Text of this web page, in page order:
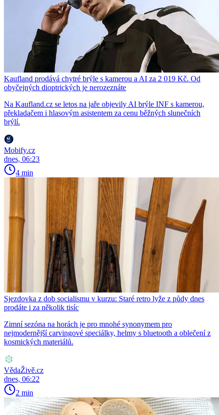
Kaufland prodává chytré brýle s kamerou a AI za 2 019 Kč. Od
obyčejných dioptrických je nerozeznáte
Na Kaufland.cz se letos na jaře objevily AI brýle INF s kamerou,
překladačem i hlasovým asistentem za cenu běžných slunečních
brýlí.
Mobify.cz
dnes, 06:23
4 min
Sjezdovka z dob socialismu v kurzu: Staré retro lyže z půdy dnes
prodáte i za několik tisíc
Zimní sezóna na horách je pro mnohé synonymem pro
nejmodernější carvingové speciálky, helmy s bluetooth a oblečení z
kosmických materiálů.
VědaŽivě.cz
dnes, 06:22
2 min